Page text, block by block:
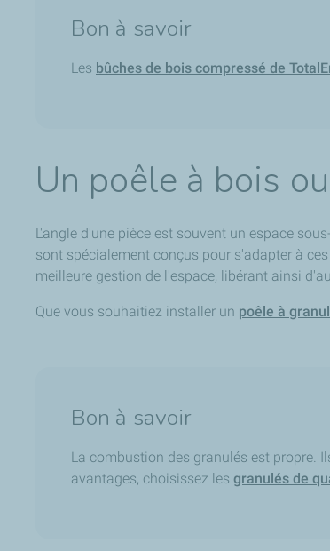
Bon à savoir
Les bûches de bois compressé de
Un poêle à bois
L'angle d'une pièce est souvent un espace
sont spécialement conçus pour s'adapter à
meilleure gestion de l'espace, libérant ainsi
Que vous souhaitiez installer un poêle à
Bon à savoir
La combustion des granulés est propre.
avantages, choisissez les granulés de